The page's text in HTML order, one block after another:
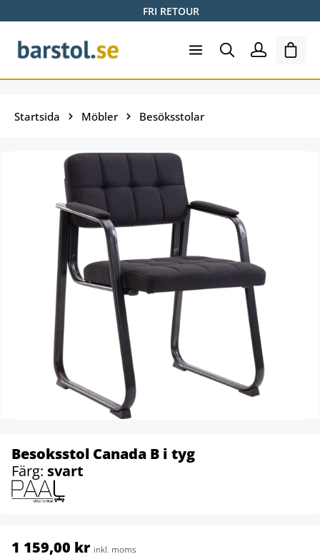
FRI RETOUR
Startsida Möbler Besöksstolar
Besoksstol Canada B i tyg
Färg: svart
1 159,00 kr inkl. moms